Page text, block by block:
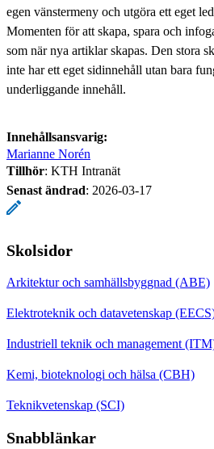
egen vänstermeny och utgöra ett eget
Momenten för att skapa, spara och
som när nya artiklar skapas. Den stora
inte har ett eget sidinnehåll utan bara
underliggande innehåll.
Innehållsansvarig:
Marianne Norén
Tillhör: KTH Intranät
Senast ändrad: 2026-03-17
Skolsidor
Arkitektur och samhällsbyggnad (ABE)
Elektroteknik och datavetenskap
Industriell teknik och management
Kemi, bioteknologi och hälsa (CBH)
Teknikvetenskap (SCI)
Snabblänkar